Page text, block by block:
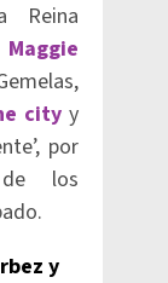
Reina
cityy
por
los
y